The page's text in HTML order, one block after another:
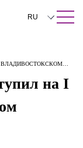
Закрыть
RU
中文
한국어
на I